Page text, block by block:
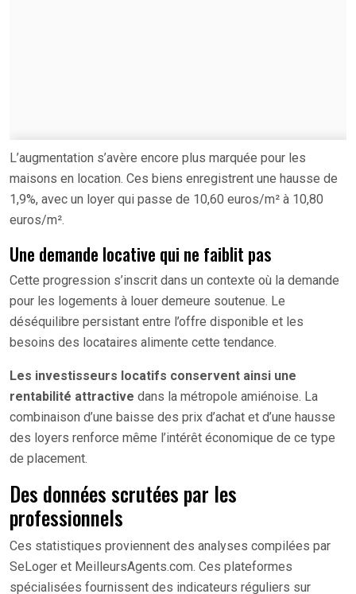
L’augmentation s’avère encore plus marquée pour les
maisons en location. Ces biens enregistrent une hausse de
1,9%, avec un loyer qui passe de 10,60 euros/m² à 10,80
euros/m².
Une demande locative qui ne faiblit pas
Cette progression s’inscrit dans un contexte où la demande
pour les logements à louer demeure soutenue. Le
déséquilibre persistant entre l’offre disponible et les
besoins des locataires alimente cette tendance.
Les investisseurs locatifs conservent ainsi une
rentabilité attractive dans la métropole amiénoise. La
combinaison d’une baisse des prix d’achat et d’une hausse
des loyers renforce même l’intérêt économique de ce type
de placement.
Des données scrutées par les
professionnels
Ces statistiques proviennent des analyses compilées par
SeLoger et MeilleursAgents.com. Ces plateformes
spécialisées fournissent des indicateurs réguliers sur